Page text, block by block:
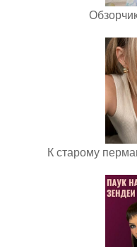
К старому